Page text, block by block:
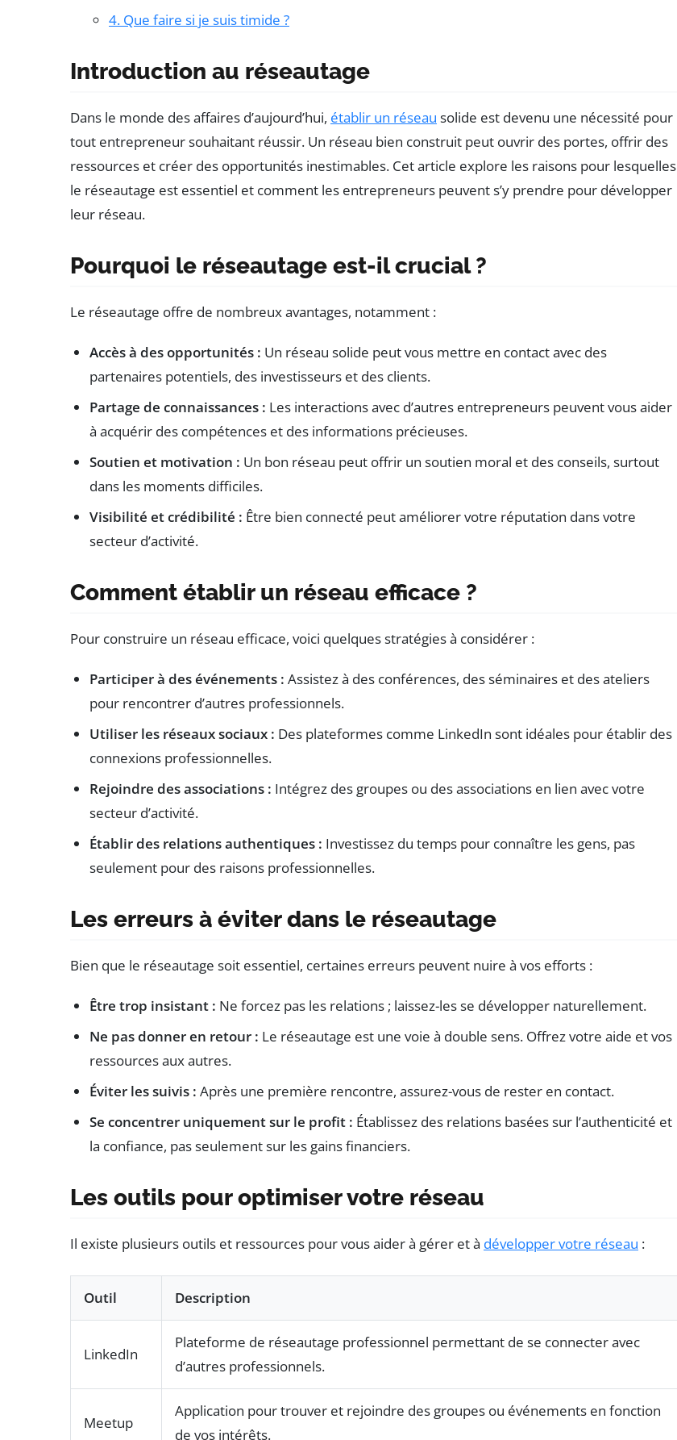
4. Que faire si je suis timide ?
Introduction au réseautage
Dans le monde des affaires d’aujourd’hui, établir un réseau solide est devenu une nécessité pour
tout entrepreneur souhaitant réussir. Un réseau bien construit peut ouvrir des portes, offrir des
ressources et créer des opportunités inestimables. Cet article explore les raisons pour lesquelles
le réseautage est essentiel et comment les entrepreneurs peuvent s’y prendre pour développer
leur réseau.
Pourquoi le réseautage est-il crucial ?
Le réseautage offre de nombreux avantages, notamment :
Accès à des opportunités : Un réseau solide peut vous mettre en contact avec des
partenaires potentiels, des investisseurs et des clients.
Partage de connaissances : Les interactions avec d’autres entrepreneurs peuvent vous aider
à acquérir des compétences et des informations précieuses.
Soutien et motivation : Un bon réseau peut offrir un soutien moral et des conseils, surtout
dans les moments difficiles.
Visibilité et crédibilité : Être bien connecté peut améliorer votre réputation dans votre
secteur d’activité.
Comment établir un réseau efficace ?
Pour construire un réseau efficace, voici quelques stratégies à considérer :
Participer à des événements : Assistez à des conférences, des séminaires et des ateliers
pour rencontrer d’autres professionnels.
Utiliser les réseaux sociaux : Des plateformes comme LinkedIn sont idéales pour établir des
connexions professionnelles.
Rejoindre des associations : Intégrez des groupes ou des associations en lien avec votre
secteur d’activité.
Établir des relations authentiques : Investissez du temps pour connaître les gens, pas
seulement pour des raisons professionnelles.
Les erreurs à éviter dans le réseautage
Bien que le réseautage soit essentiel, certaines erreurs peuvent nuire à vos efforts :
Être trop insistant : Ne forcez pas les relations ; laissez-les se développer naturellement.
Ne pas donner en retour : Le réseautage est une voie à double sens. Offrez votre aide et vos
ressources aux autres.
Éviter les suivis : Après une première rencontre, assurez-vous de rester en contact.
Se concentrer uniquement sur le profit : Établissez des relations basées sur l’authenticité et
la confiance, pas seulement sur les gains financiers.
Les outils pour optimiser votre réseau
Il existe plusieurs outils et ressources pour vous aider à gérer et à développer votre réseau :
Outil Description
LinkedIn
Plateforme de réseautage professionnel permettant de se connecter avec
d’autres professionnels.
Meetup
Application pour trouver et rejoindre des groupes ou événements en fonction
de vos intérêts.